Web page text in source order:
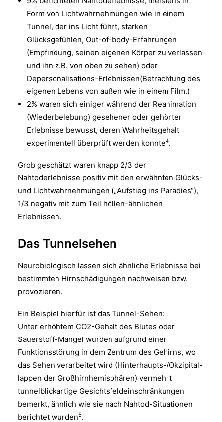
Form von Lichtwahrnehmungen wie in einem
Tunnel, der ins Licht führt, starken
Glücksgefühlen, Out-of-body-Erfahrungen
(Empfindung, seinen eigenen Körper zu verlassen
und ihn z.B. von oben zu sehen) oder
Depersonalisations-Erlebnissen(Betrachtung des
eigenen Lebens von außen wie in einem Film.)
2% waren sich einiger während der Reanimation
(Wiederbelebung) gesehener oder gehörter
Erlebnisse bewusst, deren Wahrheitsgehalt
experimentell überprüft werden konnte4.
Grob geschätzt waren knapp 2/3 der
Nahtoderlebnisse positiv mit den erwähnten Glücks-
und Lichtwahrnehmungen („Aufstieg ins Paradies“),
1/3 negativ mit zum Teil höllen-ähnlichen
Erlebnissen.
Das Tunnelsehen
Neurobiologisch lassen sich ähnliche Erlebnisse bei
bestimmten Hirnschädigungen nachweisen bzw.
provozieren.
Ein Beispiel hierfür ist das Tunnel-Sehen:
Unter erhöhtem CO2-Gehalt des Blutes oder
Sauerstoff-Mangel wurden aufgrund einer
Funktionsstörung in dem Zentrum des Gehirns, wo
das Sehen verarbeitet wird (Hinterhaupts-/Okzipital-
lappen der Großhirnhemisphären) vermehrt
tunnelblickartige Gesichtsfeldeinschränkungen
bemerkt, ähnlich wie sie nach Nahtod-Situationen
berichtet wurden5.